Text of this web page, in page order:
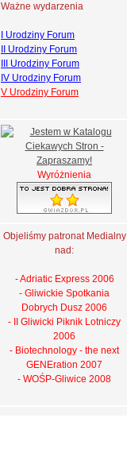
Ważne wydarzenia
I Urodziny Forum
II Urodziny Forum
III Urodziny Forum
IV Urodziny Forum
V Urodziny Forum
Wyróżnienia
Objeliśmy patronat Medialny
nad:
- Adriatic Express 2006
- Gliwickie Spotkania
Dobrych Dusz 2006
- II Gliwicki Piknik Lotniczy
2006
- Biotechnology - the next
GENEration 2007
- WOŚP-Gliwice 2008